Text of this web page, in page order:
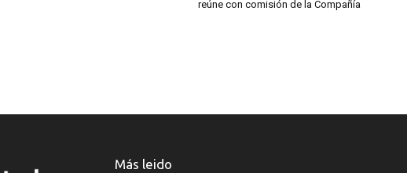
reúne con comisión de la Compañía
Más leido